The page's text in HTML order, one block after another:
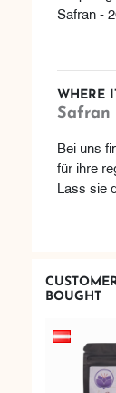
Safran -
WHERE
Safran
Bei uns
für ihre
Lass sie
BOUGHT